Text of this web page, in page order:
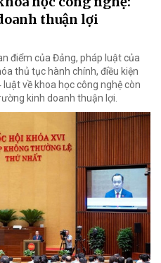
thuận lợi
điểm của Đảng, pháp luật của
thủ tục hành chính, điều kiện
về khoa học công nghệ còn
kinh doanh thuận lợi.